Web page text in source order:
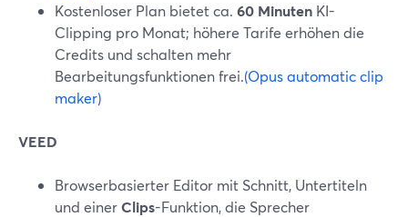
Kostenloser Plan bietet ca. 60 Minuten KI-
Clipping pro Monat; höhere Tarife erhöhen die
Credits und schalten mehr
Bearbeitungsfunktionen frei.(Opus automatic clip
maker)
VEED
Browserbasierter Editor mit Schnitt, Untertiteln
und einerClips-Funktion, die Sprecher